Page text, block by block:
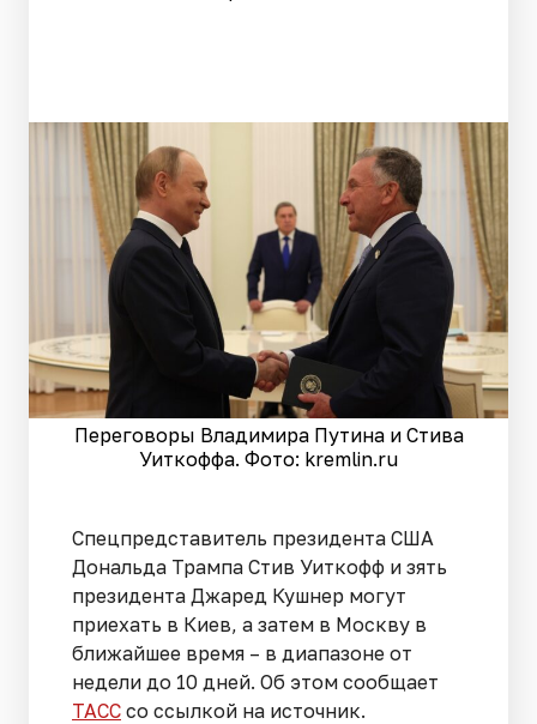
Переговоры Владимира Путина и Стива
Уиткоффа. Фото: kremlin.ru
Спецпредставитель президента США
Дональда Трампа Стив Уиткофф и зять
президента Джаред Кушнер могут
приехать в Киев, а затем в Москву в
ближайшее время – в диапазоне от
недели до 10 дней. Об этом сообщает
ТАСС со ссылкой на источник.